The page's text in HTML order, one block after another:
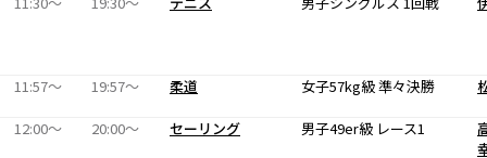
11:57〜 19:57〜 柔道 女子57kg級 準々決勝
12:00〜 20:00〜 セーリング 男子49er級 レース1